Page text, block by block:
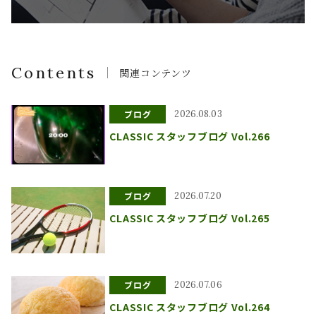
Contents 関連コンテンツ
ブログ 2026.08.03
CLASSIC スタッフブログ Vol.266
ブログ 2026.07.20
CLASSIC スタッフブログ Vol.265
ブログ 2026.07.06
CLASSIC スタッフブログ Vol.264